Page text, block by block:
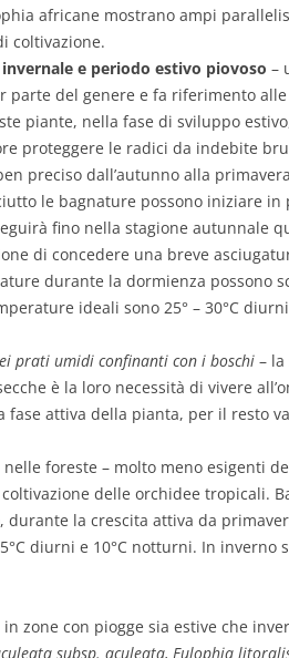
africane mostrano ampi
coltivazione.
invernale e periodo estivo piovoso –
parte del genere e fa riferimento
piante, nella fase di sviluppo
proteggere le radici da indebite
preciso dall’autunno alla
le bagnature possono iniziare
fino nella stagione autunnale
di concedere una breve
durante la dormienza possono
ideali sono 25° – 30°C
prati umidi confinanti con i boschi –
è la loro necessità di vivere
fase attiva della pianta, per il resto
nelle foreste – molto meno esigenti
delle orchidee tropicali.
durante la crescita attiva da
diurni e 10°C notturni. In inverno
in zone con piogge sia estive che
subsp. aculeata, Eulophia